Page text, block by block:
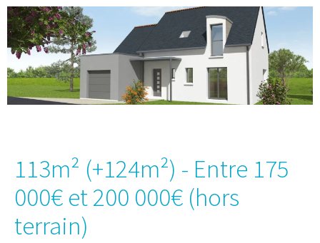
113m² (+124m²) - Entre 175
000€ et 200 000€ (hors
terrain)